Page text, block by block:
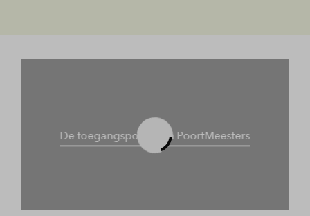
De toegangspoort van PoortMeesters